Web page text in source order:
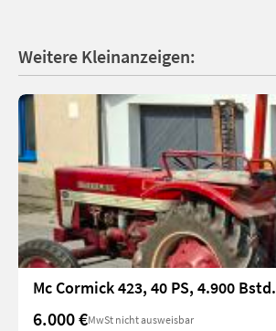
Weitere Kleinanzeigen:
Mc Cormick 423, 40 PS, 4.900 Bstd.
6.000 €MwSt nicht ausweisbar